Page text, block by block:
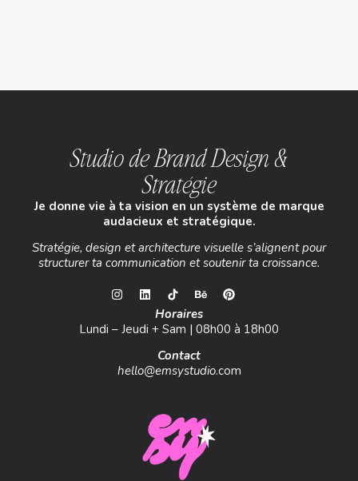
Studio de Brand Design &
Stratégie
Je donne vie à ta vision en un système de marque
audacieux et stratégique.
Stratégie, design et architecture visuelle s’alignent pour
structurer ta communication et soutenir ta croissance.
Horaires
Lundi – Jeudi + Sam | 08h00 à 18h00
Contact
hello@emsystudio.com